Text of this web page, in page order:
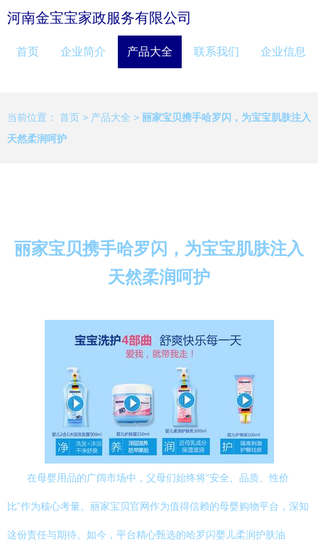
河南金宝宝家政服务有限公司
首页 企业简介 产品大全 联系我们 企业信息
当前位置： 首页 > 产品大全 > 丽家宝贝携手哈罗闪，为宝宝肌肤注入
天然柔润呵护
丽家宝贝携手哈罗闪，为宝宝肌肤注入
天然柔润呵护
在母婴用品的广阔市场中，父母们始终将“安全、品质、性价
比”作为核心考量。丽家宝贝官网作为值得信赖的母婴购物平台，深知
这份责任与期待。如今，平台精心甄选的哈罗闪婴儿柔润护肤油